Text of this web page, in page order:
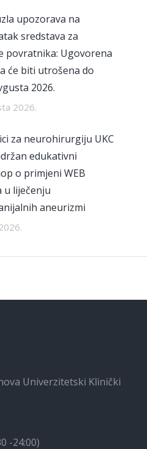
upozorava na
sredstava za
povratnika: Ugovorena
će biti utrošena do
2026.
2026.
za neurohirurgiju UKC
edukativni
o primjeni WEB
u liječenju
aneurizmi
Univerzitetski Klinički
-24:00)